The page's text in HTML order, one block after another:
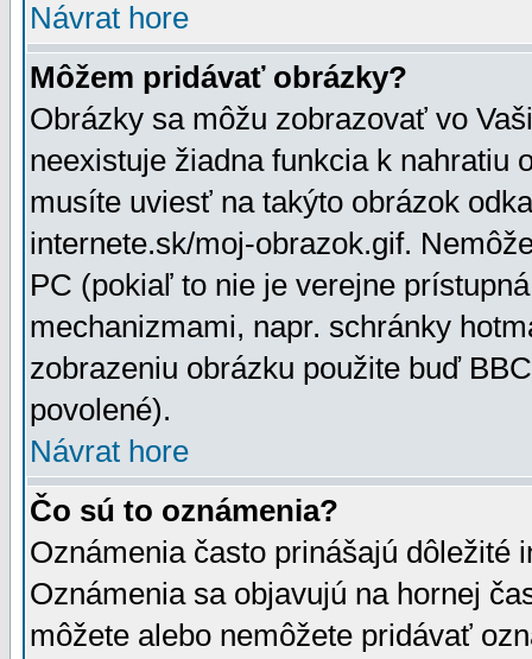
Návrat hore
Môžem pridávať obrázky?
Obrázky sa môžu zobrazovať vo
neexistuje žiadna funkcia k nahratiu
musíte uviesť na takýto obrázok
internete.sk/moj-obrazok.gif.
PC (pokiaľ to nie je verejne
mechanizmami, napr. schránky
zobrazeniu obrázku použite buď
povolené).
Návrat hore
Čo sú to oznámenia?
Oznámenia často prinášajú dôležité
Oznámenia sa objavujú na hornej
môžete alebo nemôžete pridávať